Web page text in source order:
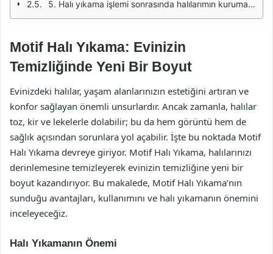
5. Halı yıkama işlemi sonrasında halılarımın kuruması ne kadar sürer?
Motif Halı Yıkama: Evinizin
Temizliğinde Yeni Bir Boyut
Evinizdeki halılar, yaşam alanlarınızın estetiğini artıran ve
konfor sağlayan önemli unsurlardır. Ancak zamanla, halılar
toz, kir ve lekelerle dolabilir; bu da hem görüntü hem de
sağlık açısından sorunlara yol açabilir. İşte bu noktada Motif
Halı Yıkama devreye giriyor. Motif Halı Yıkama, halılarınızı
derinlemesine temizleyerek evinizin temizliğine yeni bir
boyut kazandırıyor. Bu makalede, Motif Halı Yıkama’nın
sunduğu avantajları, kullanımını ve halı yıkamanın önemini
inceleyeceğiz.
Halı Yıkamanın Önemi